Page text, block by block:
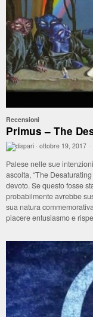
Recensioni
Primus – The
· ottobre 19, 2017 ·
Palese nelle sue
ascolta, “The
devoto. Se questo fosse
probabilmente avrebbe
sua natura
piacere entusiasmo e